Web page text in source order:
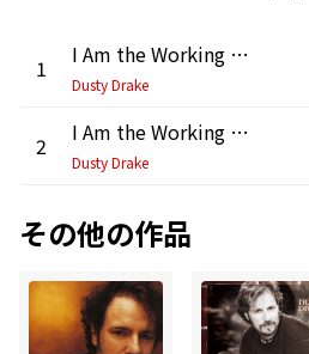
1 I Am the Working Man
Dusty Drake
2 I Am the Working Man (Radio Edit)
Dusty Drake
その他の作品